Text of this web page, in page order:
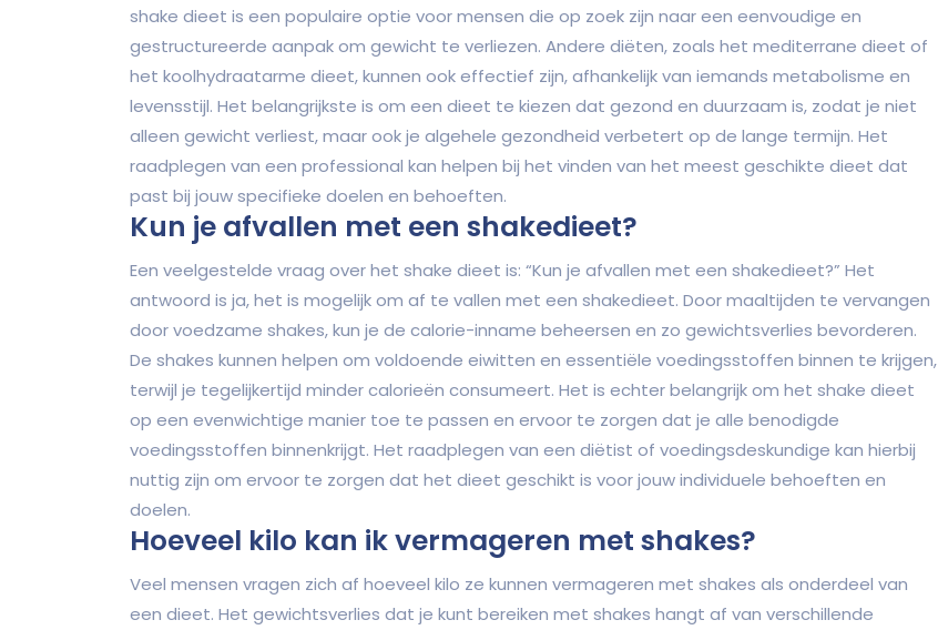
shake dieet is een populaire optie voor mensen die op zoek zijn naar een eenvoudige en
gestructureerde aanpak om gewicht te verliezen. Andere diëten, zoals het mediterrane dieet of
het koolhydraatarme dieet, kunnen ook effectief zijn, afhankelijk van iemands metabolisme en
levensstijl. Het belangrijkste is om een dieet te kiezen dat gezond en duurzaam is, zodat je niet
alleen gewicht verliest, maar ook je algehele gezondheid verbetert op de lange termijn. Het
raadplegen van een professional kan helpen bij het vinden van het meest geschikte dieet dat
past bij jouw specifieke doelen en behoeften.
Kun je afvallen met een shakedieet?
Een veelgestelde vraag over het shake dieet is: “Kun je afvallen met een shakedieet?” Het
antwoord is ja, het is mogelijk om af te vallen met een shakedieet. Door maaltijden te vervangen
door voedzame shakes, kun je de calorie-inname beheersen en zo gewichtsverlies bevorderen.
De shakes kunnen helpen om voldoende eiwitten en essentiële voedingsstoffen binnen te krijgen,
terwijl je tegelijkertijd minder calorieën consumeert. Het is echter belangrijk om het shake dieet
op een evenwichtige manier toe te passen en ervoor te zorgen dat je alle benodigde
voedingsstoffen binnenkrijgt. Het raadplegen van een diëtist of voedingsdeskundige kan hierbij
nuttig zijn om ervoor te zorgen dat het dieet geschikt is voor jouw individuele behoeften en
doelen.
Hoeveel kilo kan ik vermageren met shakes?
Veel mensen vragen zich af hoeveel kilo ze kunnen vermageren met shakes als onderdeel van
een dieet. Het gewichtsverlies dat je kunt bereiken met shakes hangt af van verschillende